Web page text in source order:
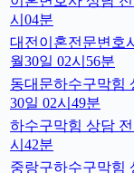
시04분
대전이혼전문변호
월30일 02시56분
동대문하수구막힘
30일 02시49분
하수구막힘 상담
시42분
중랑구하수구막힘